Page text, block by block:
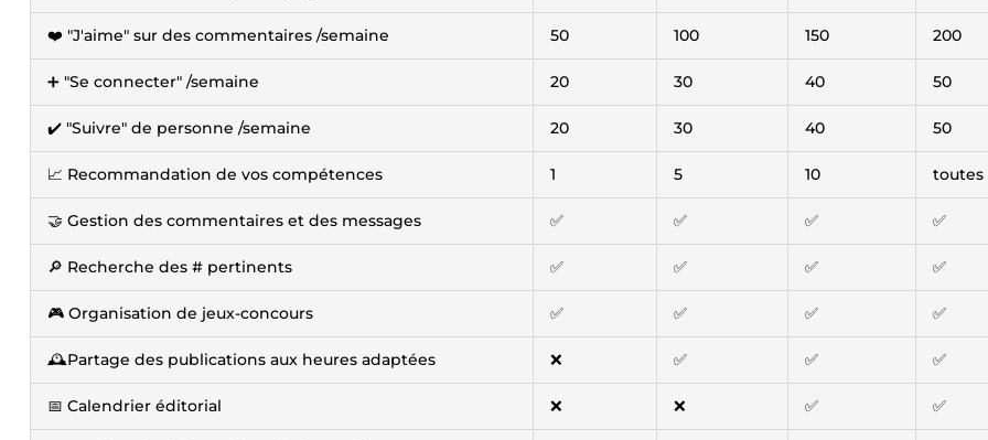
❤️ "J'aime" sur des commentaires /semaine 50 100 150 200
➕ "Se connecter" /semaine 20 30 40 50
✔️ "Suivre" de personne /semaine 20 30 40 50
📈 Recommandation de vos compétences 1 5 10 toutes
🤝 Gestion des commentaires et des messages ✅ ✅ ✅ ✅
🔎 Recherche des # pertinents ✅ ✅ ✅ ✅
🎮 Organisation de jeux-concours ✅ ✅ ✅ ✅
🕰️Partage des publications aux heures adaptées ❌ ✅ ✅ ✅
📅 Calendrier éditorial ❌ ❌ ✅ ✅